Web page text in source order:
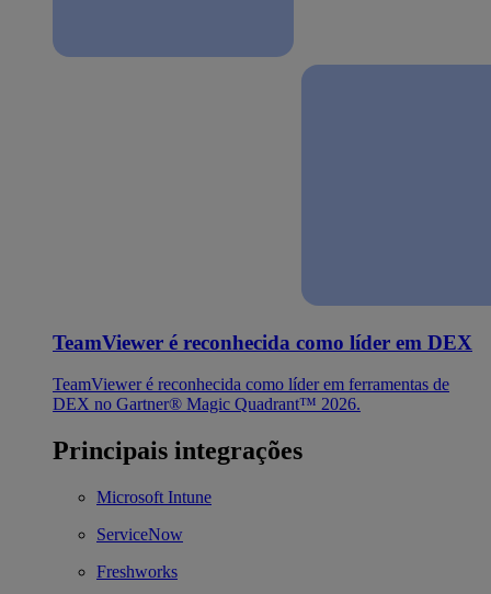
TeamViewer é reconhecida como líder em DEX
TeamViewer é reconhecida como líder em ferramentas de
DEX no Gartner® Magic Quadrant™ 2026.
Principais integrações
Microsoft Intune
ServiceNow
Freshworks